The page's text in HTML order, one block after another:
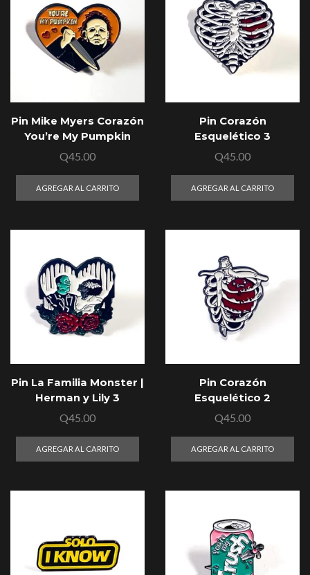
Pin Mike Myers Corazón
You’re My Pumpkin
Q45.00
AGREGAR AL CARRITO
Pin Corazón
Esquelético 3
Q45.00
AGREGAR AL CARRITO
Pin La Familia Monster |
Herman y Lily 3
Q45.00
AGREGAR AL CARRITO
Pin Corazón
Esquelético 2
Q45.00
AGREGAR AL CARRITO